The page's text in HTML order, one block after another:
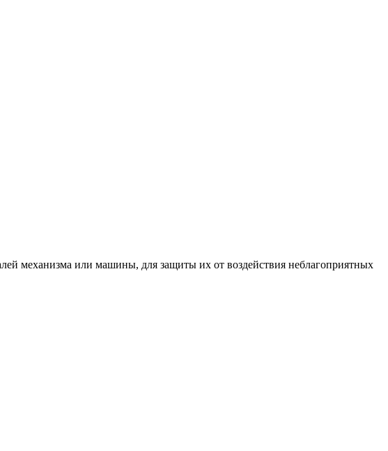
механизма или машины, для защиты их от воздействия неблагоприятных